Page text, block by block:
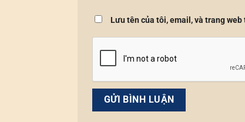
Lưu tên của tôi, email, và trang